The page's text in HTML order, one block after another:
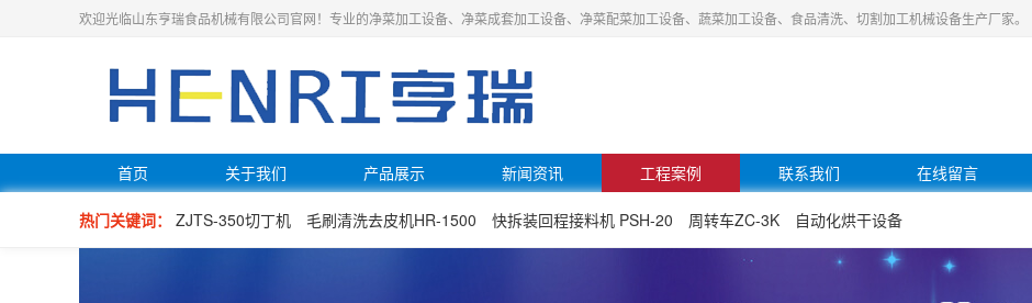
欢迎光临山东亨瑞食品机械有限公司官网！专业的净菜加工设备、净菜成套加工设备、净菜配菜加工设备、蔬菜加工设备、食品清洗、切割加工机械设备生产厂家。
首页 关于我们 产品展示 新闻资讯 工程案例 联系我们 在线留言
热门关键词： ZJTS-350切丁机 毛刷清洗去皮机HR-1500 快拆装回程接料机 PSH-20 周转车ZC-3K 自动化烘干设备